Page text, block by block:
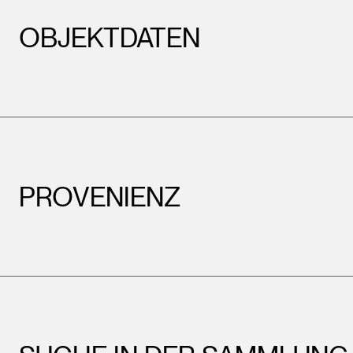
OBJEKTDATEN
PROVENIENZ